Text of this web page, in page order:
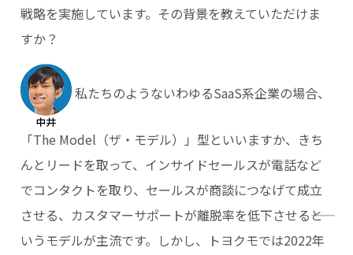
戦略を実施しています。その背景を教えていただけま
すか？
私たちのようないわゆるSaaS系企業の場合、
「The Model（ザ・モデル）」型といいますか、きち
んとリードを取って、インサイドセールスが電話など
でコンタクトを取り、セールスが商談につなげて成立
させる、カスタマーサポートが離脱率を低下させる――と
いうモデルが主流です。しかし、トヨクモでは2022年